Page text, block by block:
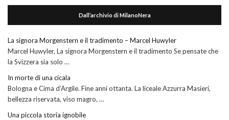
Dall’archivio di MilanoNera
La signora Morgenstern e il tradimento – Marcel Huwyler
Marcel Huwyler, La signora Morgenstern e il tradimento Se pensate che
la Svizzera sia solo …
In morte di una cicala
Bologna e Cima d’Argile. Fine anni ottanta. La liceale Azzurra Masieri,
bellezza riservata, viso magro, …
Una piccola storia ignobile